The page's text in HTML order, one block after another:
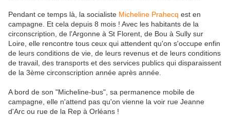
Pendant ce temps là, la socialiste Micheline Prahecq est en
campagne. Et cela depuis 8 mois ! Avec les habitants de la
circonscription, de l'Argonne à St Florent, de Bou à Sully sur
Loire, elle rencontre tous ceux qui attendent qu'on s'occupe enfin
de leurs conditions de vie, de leurs revenus et de leurs conditions
de travail, des transports et des services publics qui disparaissent
de la 3ème circonscription année après année.
A bord de son "Micheline-bus", sa permanence mobile de
campagne, elle n'attend pas qu'on vienne la voir rue Jeanne
d'Arc ou rue de la Rep à Orléans !